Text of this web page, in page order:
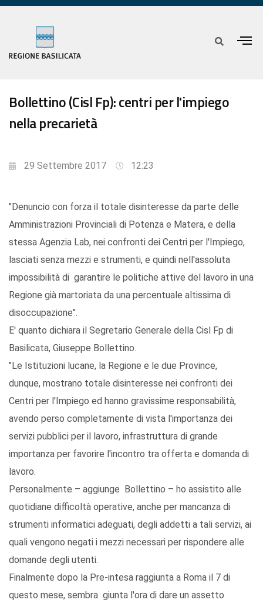
Bollettino (Cisl Fp): centri per l'impiego
nella precarietà
29 Settembre 2017 12:23
"Denuncio con forza il totale disinteresse da parte delle
Amministrazioni Provinciali di Potenza e Matera, e della
stessa Agenzia Lab, nei confronti dei Centri per l'Impiego,
lasciati senza mezzi e strumenti, e quindi nell'assoluta
impossibilità di garantire le politiche attive del lavoro in una
Regione già martoriata da una percentuale altissima di
disoccupazione".
E' quanto dichiara il Segretario Generale della Cisl Fp di
Basilicata, Giuseppe Bollettino.
"Le Istituzioni lucane, la Regione e le due Province,
dunque, mostrano totale disinteresse nei confronti dei
Centri per l'Impiego ed hanno gravissime responsabilità,
avendo perso completamente di vista l'importanza dei
servizi pubblici per il lavoro, infrastruttura di grande
importanza per favorire l'incontro tra offerta e domanda di
lavoro.
Personalmente – aggiunge Bollettino – ho assistito alle
quotidiane difficoltà operative, anche per mancanza di
strumenti informatici adeguati, degli addetti a tali servizi, ai
quali vengono negati i mezzi necessari per rispondere alle
domande degli utenti.
Finalmente dopo la Pre-intesa raggiunta a Roma il 7 di
questo mese, sembra giunta l'ora di dare un assetto